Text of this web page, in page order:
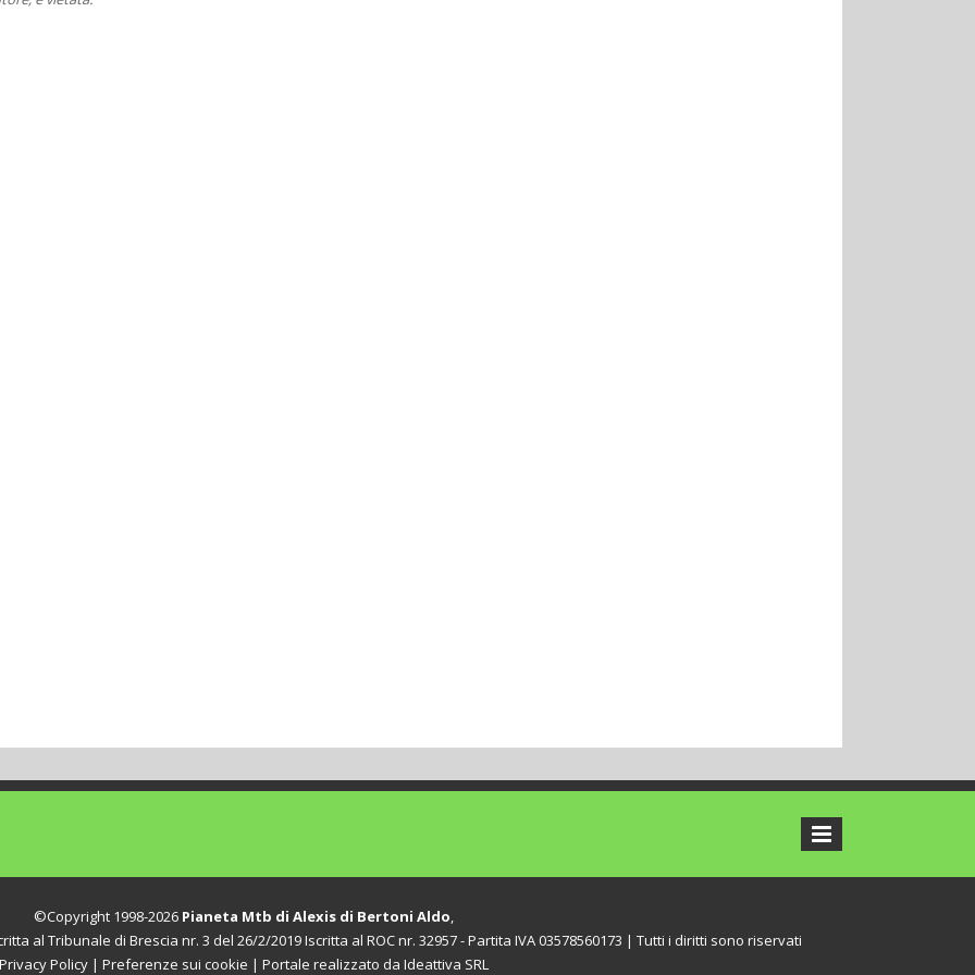
©Copyright 1998-2026 Pianeta Mtb di Alexis di Bertoni Aldo,
al Tribunale di Brescia nr. 3 del 26/2/2019 Iscritta al ROC nr. 32957 - Partita IVA 03578560173 | Tutti i diritti sono riservati
Privacy Policy | Preferenze sui cookie | Portale realizzato da Ideattiva SRL